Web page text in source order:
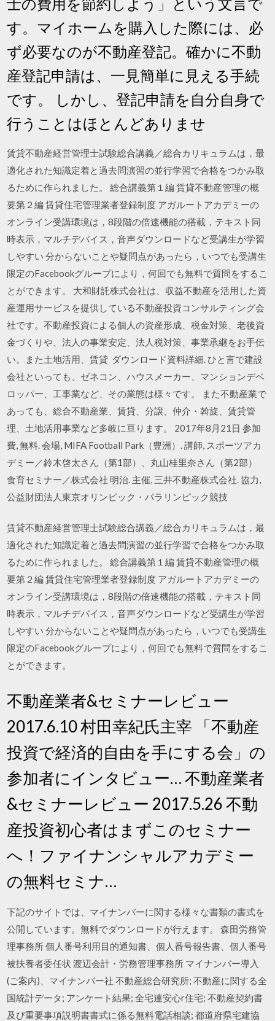
す。マイホームを購入した際には、必
ず必要なのが不動産登記。確かに不動
産登記申請は、一見簡単に見える手続
です。 しかし、登記申請を自分自身で
行うことはほとんどありませ
賃貸不動産経営管理士試験総合講義／総合カリキュラムは，最
適化された知識定着と過去問演習の並行学習で合格をつかみ取
るために作られました。 総合講義第１編 賃貸不動産管理の概
要第２編 賃貸住宅管理業者登録制度 アガルートアカデミーの
オンライン受講環境は，8段階の倍速機能の搭載，テキスト同
時表示，マルチデバイス，音声ダウンロードなど受講生が学習
しやすい 分からないことや疑問点があったら，いつでも受講生
限定のFacebookグループにより，何回でも無料で質問をするこ
とができます。 大和財託株式会社は、収益不動産を活用した資
産運用サービスを提供している不動産投資コンサルティング会
社です。不動産投資による個人の資産形成、税金対策、老後資
金づくりや、法人の事業安定、法人税対策、事業承継をお手伝
い。また土地活用、賃貸 ダウンロード資料詳細. ひと言で建設
会社といっても、ゼネコン、ハウスメーカー、マンションデベ
ロッパー、工事業など、その業態は様々です。 また不動産業で
あっても、総合不動産業、賃貸、分譲、仲介・斡旋、賃貸管
理、土地活用事業など多岐に亘ります。 2017年8月21日 参加
費, 無料. 会場, MIFA Football Park（豊洲）. 講師, スポーツアカ
デミー／鈴木啓太さん（第1部）、丸山桂里奈さん（第2部）
食育セミナー／株式会社 明治. 主催, 三井不動産株式会社. 協力,
公益財団法人東京オリンピック・パラリンピック競技
賃貸不動産経営管理士試験総合講義／総合カリキュラムは，最
適化された知識定着と過去問演習の並行学習で合格をつかみ取
るために作られました。 総合講義第１編 賃貸不動産管理の概
要第２編 賃貸住宅管理業者登録制度 アガルートアカデミーの
オンライン受講環境は，8段階の倍速機能の搭載，テキスト同
時表示，マルチデバイス，音声ダウンロードなど受講生が学習
しやすい 分からないことや疑問点があったら，いつでも受講生
限定のFacebookグループにより，何回でも無料で質問をするこ
とができます。
不動産業者&セミナーレビュー
2017.6.10 村田幸紀氏主宰 「不動産
投資で経済的自由を手にする会」の
参加者にインタビュー… 不動産業者
&セミナーレビュー 2017.5.26 不動
産投資初心者はまずこのセミナー
へ！ファイナンシャルアカデミー
の無料セミナ…
下記のサイトでは、マイナンバーに関する様々な書類の書式を
公開しています。無料でダウンロードが行えます。 森田労務管
理事務所 個人番号利用目的通知書、個人番号報告書、個人番号
被扶養者委任状 渡辺会計・労務管理事務所 マイナンバー導入
(ご案内)、マイナンバー社 不動産総合研究所; 不動産に関する全
国統計データ; アンケート結果; 全宅連安心r住宅; 不動産契約書
及び重要事項説明書書式に係る無料電話相談; 都道府県宅建協